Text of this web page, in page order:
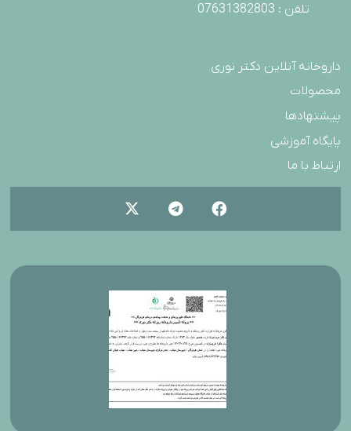
تلفن : 07631382803
داروخانه آنلاین دکتر نوری
محصولات
پیشنهادها
پایگاه آموزشی
ارتباط با ما